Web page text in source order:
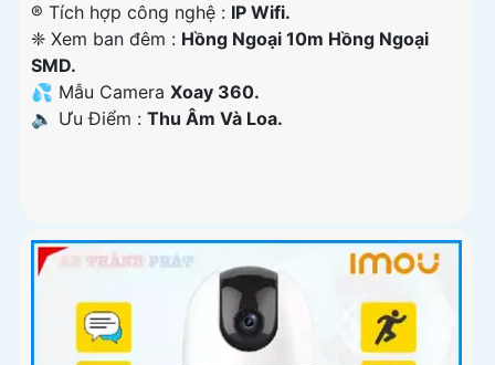
®️ Tích hợp công nghệ : IP Wifi.
❈ Xem ban đêm : Hồng Ngoại 10m Hồng Ngoại
SMD.
💦 Mẫu Camera Xoay 360.
️🔈 Ưu Điểm : Thu Âm Và Loa.